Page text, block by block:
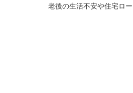
老後の生活不安や住宅ロ